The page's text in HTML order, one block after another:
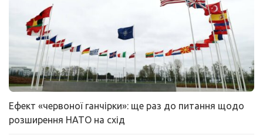
Ефект «червоної ганчірки»: ще раз до питання щодо
розширення НАТО на схід